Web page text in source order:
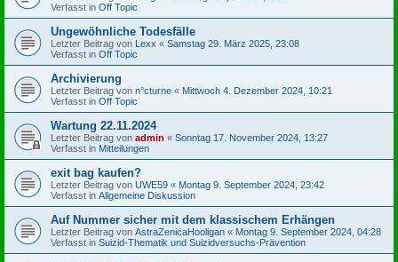
Verfasst in Off Topic
Ungewöhnliche Todesfälle
Letzter Beitrag von Lexx « Samstag 29. März 2025, 23:08
Verfasst in Off Topic
Archivierung
Letzter Beitrag von n°cturne « Mittwoch 4. Dezember 2024, 10:21
Verfasst in Off Topic
Wartung 22.11.2024
Letzter Beitrag von admin « Sonntag 17. November 2024, 13:27
Verfasst in Mitteilungen
exit bag kaufen?
Letzter Beitrag von UWE59 « Montag 9. September 2024, 23:42
Verfasst in Allgemeine Diskussion
Auf Nummer sicher mit dem klassischem Erhängen
Letzter Beitrag von AstraZenicaHooligan « Montag 9. September 2024, 04:28
Verfasst in Suizid-Thematik und Suizidversuchs-Prävention